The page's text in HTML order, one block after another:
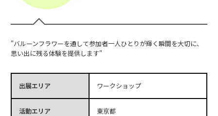
"バルーンフラワーを通して参加者一人ひとりが輝く瞬間を大切に、
思い出に残る体験を提供します"
出展エリア ワークショップ
活動エリア 東京都